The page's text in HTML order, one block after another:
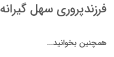
فرزندپروری سهل گیرانه
همچنین بخوانید...